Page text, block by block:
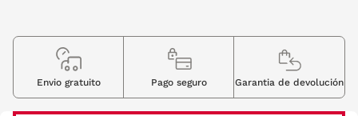
Envio gratuito Pago seguro Garantia de devolución